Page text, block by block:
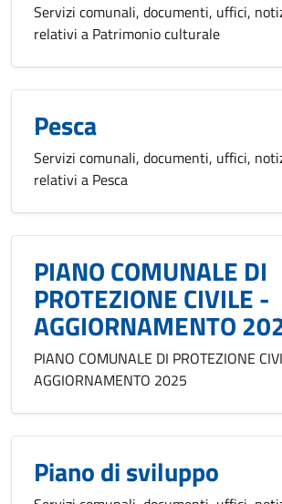
Servizi comunali, documenti, uffici,
relativi a Patrimonio culturale
Pesca
Servizi comunali, documenti, uffici,
relativi a Pesca
PIANO COMUNALE DI
PROTEZIONE CIVILE -
AGGIORNAMENTO
PIANO COMUNALE DI PROTEZIONE
AGGIORNAMENTO 2025
Piano di sviluppo